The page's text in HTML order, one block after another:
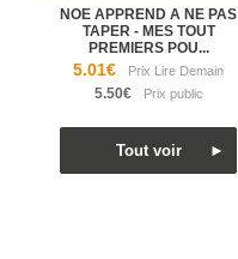
NOE APPREND A NE PAS
TAPER - MES TOUT
PREMIERS POU...
5.01€
5.50€